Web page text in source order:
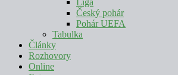
Liga
Český pohár
Pohár UEFA
Tabulka
Články
Rozhovory
Online